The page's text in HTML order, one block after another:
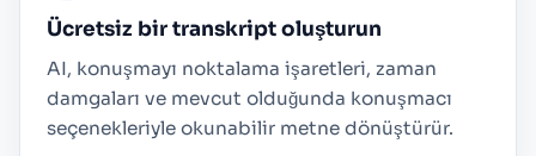
Ücretsiz bir transkript oluşturun
AI, konuşmayı noktalama işaretleri, zaman
damgaları ve mevcut olduğunda konuşmacı
seçenekleriyle okunabilir metne dönüştürür.